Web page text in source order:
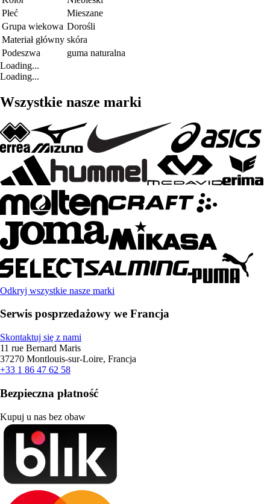
Płeć
Mieszane
Grupa wiekowa Dorośli
Materiał główny skóra
Podeszwa
guma naturalna
Loading...
Loading...
Wszystkie nasze marki
Odkryj wszystkie nasze marki
Serwis posprzedażowy we Francja
Skontaktuj się z nami
11 rue Bernard Maris
37270 Montlouis-sur-Loire, Francja
+33 1 86 47 62 58
Bezpieczna płatność
Kupuj u nas bez obaw